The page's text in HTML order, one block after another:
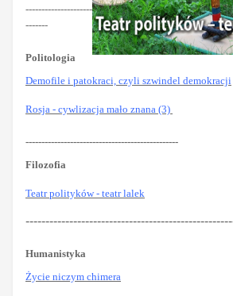
---------------------
-------
Politologia
Demofile i patokraci, czyli szwindel demokracji
Rosja - cywlizacja mało znana (3)
------------------------------------------------
Filozofia
Teatr polityków - teatr lalek
Humanistyka
Życie niczym chimera